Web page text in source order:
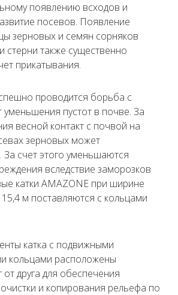
появлению всходов и
посевов. Появление
зерновых и семян сорняков
стерни также существенно
прикатывания.
проводится борьба с
уменьшения пустот в почве. За
весной контакт с почвой на
зерновых может
За счет этого уменьшаются
вследствие заморозков
катки AMAZONE при ширине
м поставляются с кольцами
катка с подвижными
кольцами расположены
от друга для обеспечения
и копирования рельефа по